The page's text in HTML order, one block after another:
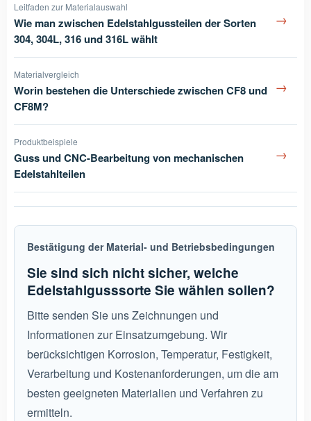
Leitfaden zur Materialauswahl
Wie man zwischen Edelstahlgussteilen der Sorten
304, 304L, 316 und 316L wählt
→
Materialvergleich
Worin bestehen die Unterschiede zwischen CF8 und
CF8M?
→
Produktbeispiele
Guss und CNC-Bearbeitung von mechanischen
Edelstahlteilen
→
Bestätigung der Material- und Betriebsbedingungen
Sie sind sich nicht sicher, welche
Edelstahlgusssorte Sie wählen sollen?
Bitte senden Sie uns Zeichnungen und
Informationen zur Einsatzumgebung. Wir
berücksichtigen Korrosion, Temperatur, Festigkeit,
Verarbeitung und Kostenanforderungen, um die am
besten geeigneten Materialien und Verfahren zu
ermitteln.